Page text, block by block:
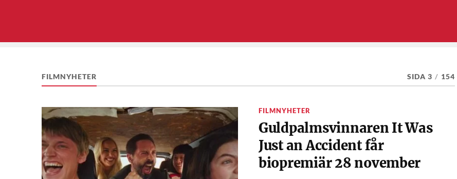
FILMNYHETER SIDA 3 / 154
FILMNYHETER
Guldpalmsvinnaren It Was
Just an Accident får
biopremiär 28 november